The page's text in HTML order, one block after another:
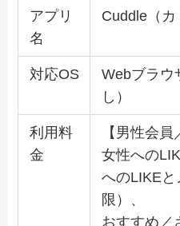
アプリ
名
Cuddle（カ
対応OS
Webブラウ
し）
利用料
金
【男性会員
女性への
へのLIKEと
限）、
おすすめ／